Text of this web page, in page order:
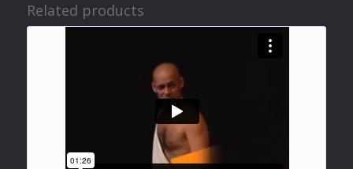
Related products